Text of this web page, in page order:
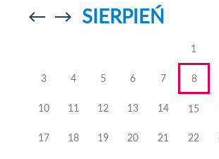
Przejdź doPrzejdź do
SIERPIEŃ
1
3 4 5 6 7 8
10 11 12 13 14 15
17 18 19 20 21 22